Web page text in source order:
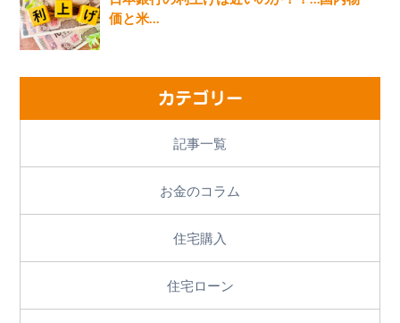
価と米…
カテゴリー
記事一覧
お金のコラム
住宅購入
住宅ローン